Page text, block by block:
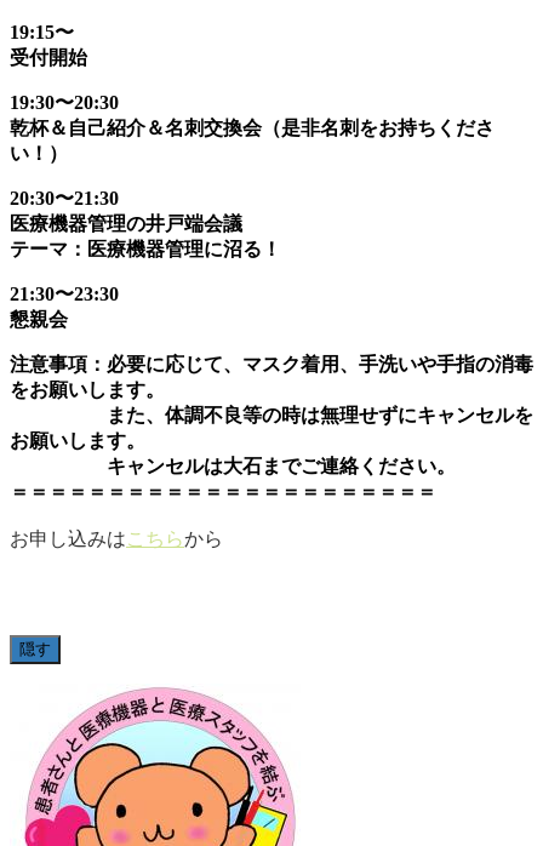
19:15〜
受付開始
19:30〜20:30
乾杯＆自己紹介＆名刺交換会（是非名刺をお持ちくださ
い！）
20:30〜21:30
医療機器管理の井戸端会議
テーマ：医療機器管理に沼る！
21:30〜23:30
懇親会
注意事項：必要に応じて、マスク着用、手洗いや手指の消毒
をお願いします。
また、体調不良等の時は無理せずにキャンセルを
お願いします。
キャンセルは大石までご連絡ください。
＝＝＝＝＝＝＝＝＝＝＝＝＝＝＝＝＝＝＝＝＝＝
お申し込みはこちらから
隠す